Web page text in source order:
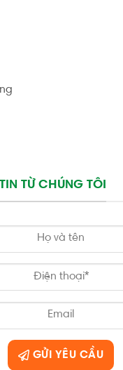
TỪ CHÚNG TÔI
GỬI YÊU CẦU